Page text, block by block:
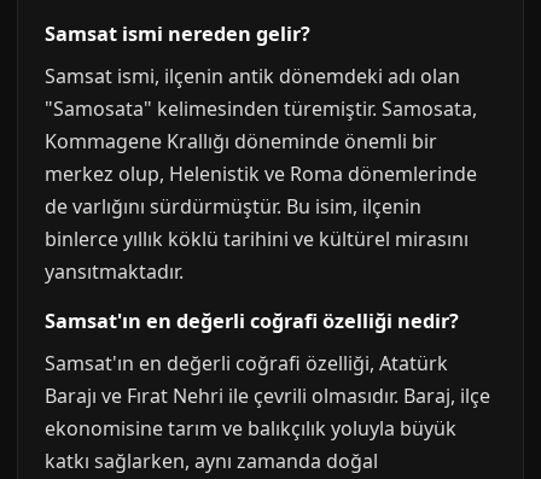
Samsat ismi nereden gelir?
Samsat ismi, ilçenin antik dönemdeki adı olan
"Samosata" kelimesinden türemiştir. Samosata,
Kommagene Krallığı döneminde önemli bir
merkez olup, Helenistik ve Roma dönemlerinde
de varlığını sürdürmüştür. Bu isim, ilçenin
binlerce yıllık köklü tarihini ve kültürel mirasını
yansıtmaktadır.
Samsat'ın en değerli coğrafi özelliği nedir?
Samsat'ın en değerli coğrafi özelliği, Atatürk
Barajı ve Fırat Nehri ile çevrili olmasıdır. Baraj, ilçe
ekonomisine tarım ve balıkçılık yoluyla büyük
katkı sağlarken, aynı zamanda doğal